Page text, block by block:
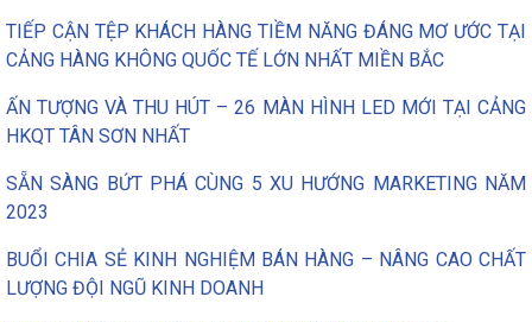
TIẾP CẬN TỆP KHÁCH HÀNG TIỀM NĂNG ĐÁNG MƠ ƯỚC TẠI
CẢNG HÀNG KHÔNG QUỐC TẾ LỚN NHẤT MIỀN BẮC
ẤN TƯỢNG VÀ THU HÚT – 26 MÀN HÌNH LED MỚI TẠI CẢNG
HKQT TÂN SƠN NHẤT
SẴN SÀNG BỨT PHÁ CÙNG 5 XU HƯỚNG MARKETING NĂM
2023
BUỔI CHIA SẺ KINH NGHIỆM BÁN HÀNG – NÂNG CAO CHẤT
LƯỢNG ĐỘI NGŨ KINH DOANH